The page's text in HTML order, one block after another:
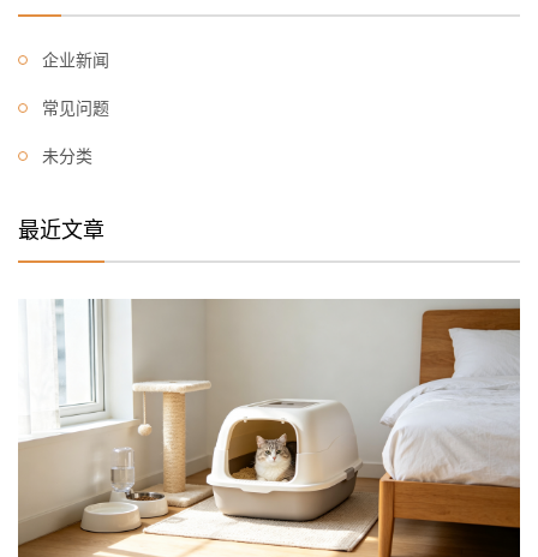
企业新闻
常见问题
未分类
最近文章